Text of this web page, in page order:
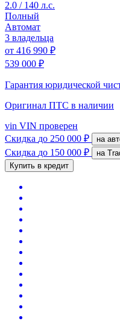
2.0 / 140 л.с.
Полный
Автомат
3 владельца
от 416 990 ₽
539 000 ₽
Гарантия юридической
Оригинал ПТС в наличии
vin VIN проверен
Скидка до 250 000 ₽ на
Скидка до 150 000 ₽
на
Купить в кредит